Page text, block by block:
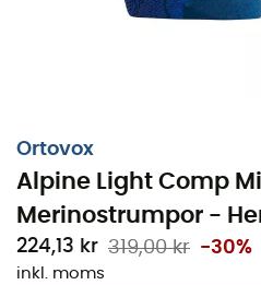
Ortovox
Alpine Light Comp
Merinostrumpor -
224,13 kr 319,00 kr -30%
inkl. moms
vare en smart kombination
arbetar diskret för att
snabbt
, vilket håller dig torr
äventyr.
Deras ergonomiska
utformade för att undvika